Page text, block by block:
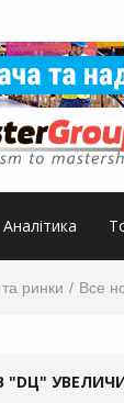
Аналітика
ринки Все
"DЦ"